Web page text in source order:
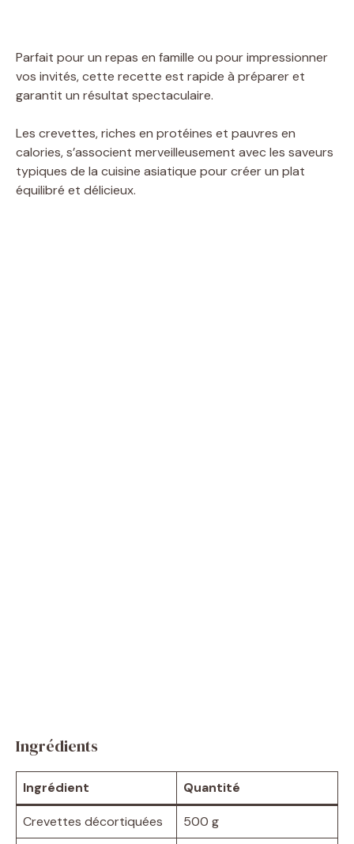
Parfait pour un repas en famille ou pour impressionner
vos invités, cette recette est rapide à préparer et
garantit un résultat spectaculaire.
Les crevettes, riches en protéines et pauvres en
calories, s’associent merveilleusement avec les saveurs
typiques de la cuisine asiatique pour créer un plat
équilibré et délicieux.
Ingrédients
Ingrédient Quantité
Crevettes décortiquées
500 g